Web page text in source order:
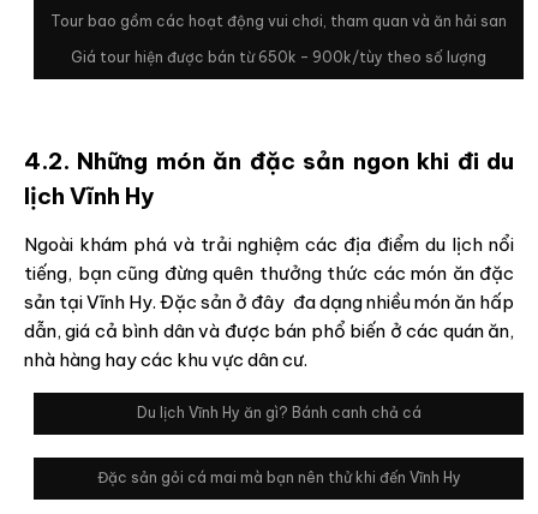
Tour bao gồm các hoạt động vui chơi, tham quan và ăn hải san
Giá tour hiện được bán từ 650k – 900k/tùy theo số lượng
4.2. Những món ăn đặc sản ngon khi đi du
lịch Vĩnh Hy
Ngoài khám phá và trải nghiệm các địa điểm du lịch nổi
tiếng, bạn cũng đừng quên thưởng thức các món ăn đặc
sản tại Vĩnh Hy. Đặc sản ở đây đa dạng nhiều món ăn hấp
dẫn, giá cả bình dân và được bán phổ biến ở các quán ăn,
nhà hàng hay các khu vực dân cư.
Du lịch Vĩnh Hy ăn gì? Bánh canh chả cá
Đặc sản gỏi cá mai mà bạn nên thử khi đến Vĩnh Hy